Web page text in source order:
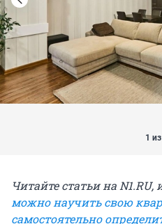
1
Читайте статьи на N1.RU,
можно научить свою
самостоятельно